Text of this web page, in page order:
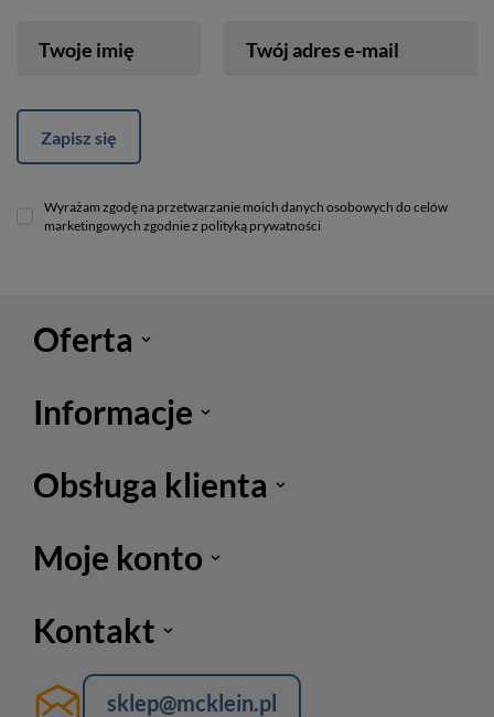
Twoje imię Twój adres e-mail
Zapisz się
Wyrażam zgodę na przetwarzanie moich danych osobowych do celów
marketingowych zgodnie z polityką prywatności
Oferta
Informacje
Obsługa klienta
Moje konto
Kontakt
sklep@mcklein.pl